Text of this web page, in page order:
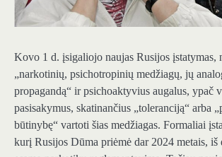
Kovo 1 d. įsigaliojo naujas Rusijos įstatymas,
„narkotinių, psichotropinių medžiagų, jų
propagandą“ ir psichoaktyvius augalus, ypač
pasisakymus, skatinančius „toleranciją“ arba
būtinybę“ vartoti šias medžiagas. Formaliai
kurį Rusijos Dūma priėmė dar 2024 metais, iš